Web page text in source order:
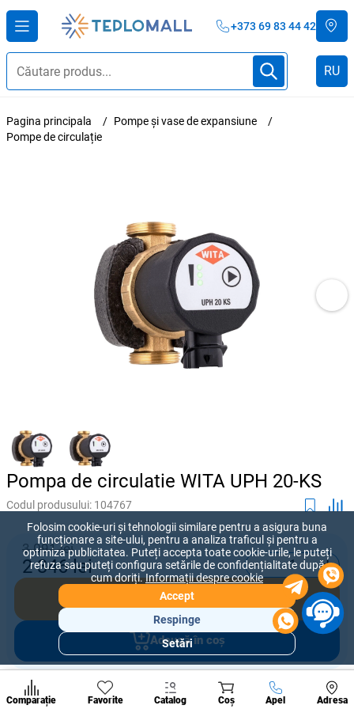
+373 69 83 44 42
RU
Pagina principala
Pompe și vase de expansiune
Pompe de circulație
Pompa de circulatie WITA UPH 20-KS
Codul produsului: 104767
3 091 lei
2 346lei - +
Cumpără acum
Adaugă în coș
Oferiți prețul pe care sunteți dispus să îl plătiți pentru acest produs.
Comparație Favorite Catalog Coș Apel Adresa
A suna
Secțiuni
populare
de
Folosim cookie-uri și tehnologii similare pentru a asigura buna
funcționare a site-ului, pentru a analiza traficul și pentru a
optimiza publicitatea. Puteți accepta toate cookie-urile, le puteți
refuza sau puteți configura setările de confidențialitate după
cum doriți.Informații despre cookie
Accept
Respinge
Setări